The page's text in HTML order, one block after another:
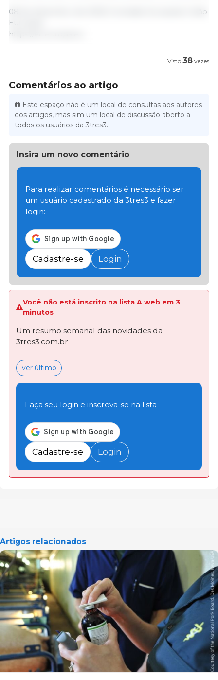
08 de dezembro de 2025/ Comissão Europeia/ União
Europeia.
https://ec.europa.eu
Visto 38 vezes
Comentários ao artigo
Este espaço não é um local de consultas aos autores
dos artigos, mas sim um local de discussão aberto a
todos os usuários da 3tres3.
Insira um novo comentário
Para realizar comentários é necessário ser
um usuário cadastrado da 3tres3 e fazer
login:
Cadastre-se Login
Você não está inscrito na lista A web em 3
minutos
Um resumo semanal das novidades da
3tres3.com.br
ver último
Faça seu login e inscreva-se na lista
Cadastre-se Login
Artigos relacionados